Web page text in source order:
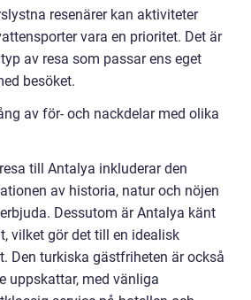
resenärer kan aktiviteter
vara en prioritet. Det är
av resa som passar ens eget
besöket.
av för- och nackdelar med olika
till Antalya inkluderar den
av historia, natur och nöjen
Dessutom är Antalya känt
vilket gör det till en idealisk
Den turkiska gästfriheten är också
uppskattar, med vänliga